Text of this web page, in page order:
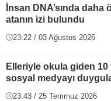
İnsan DNA’sında
atanın izi bulundu
23:22 / 03 Ağustos 2026
Elleriyle okula giden 10
sosyal medyayı
23:43 / 25 Temmuz 2026